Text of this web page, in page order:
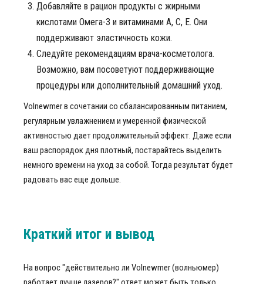
Добавляйте в рацион продукты с жирными
кислотами Омега-3 и витаминами А, С, Е. Они
поддерживают эластичность кожи.
Следуйте рекомендациям врача-косметолога.
Возможно, вам посоветуют поддерживающие
процедуры или дополнительный домашний уход.
Volnewmer в сочетании со сбалансированным питанием,
регулярным увлажнением и умеренной физической
активностью дает продолжительный эффект. Даже если
ваш распорядок дня плотный, постарайтесь выделить
немного времени на уход за собой. Тогда результат будет
радовать вас еще дольше.
Краткий итог и вывод
На вопрос "действительно ли Volnewmer (волньюмер)